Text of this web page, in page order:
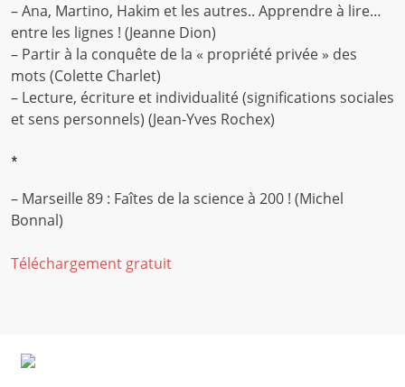
– Ana, Martino, Hakim et les autres.. Apprendre à lire…
entre les lignes ! (Jeanne Dion)
– Partir à la conquête de la « propriété privée » des
mots (Colette Charlet)
– Lecture, écriture et individualité (significations sociales
et sens personnels) (Jean-Yves Rochex)
*
– Marseille 89 : Faîtes de la science à 200 ! (Michel
Bonnal)
Téléchargement gratuit